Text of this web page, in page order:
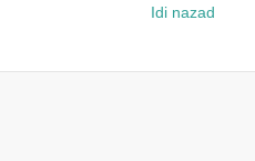
Idi nazad